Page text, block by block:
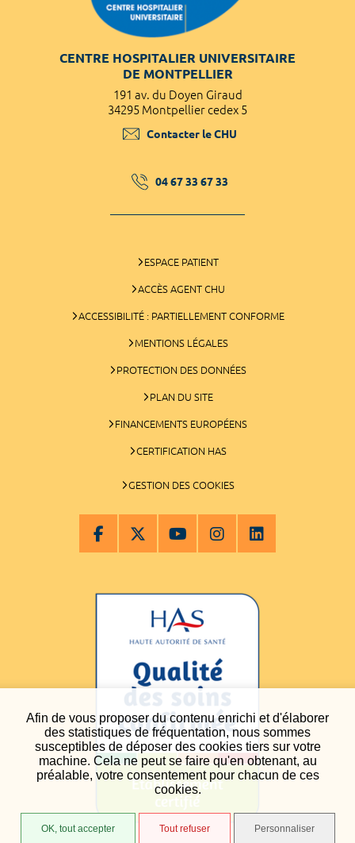
Afin de vous proposer du contenu enrichi et d'élaborer
des statistiques de fréquentation, nous sommes
susceptibles de déposer des cookies tiers sur votre
machine. Cela ne peut se faire qu'en obtenant, au
préalable, votre consentement pour chacun de ces
cookies.
OK, tout accepter Tout refuser Personnaliser
CENTRE HOSPITALIER UNIVERSITAIRE
DE MONTPELLIER
191 av. du Doyen Giraud
34295 Montpellier cedex 5
Contacter le CHU
04 67 33 67 33
ESPACE PATIENT
ACCÈS AGENT CHU
ACCESSIBILITÉ : PARTIELLEMENT CONFORME
MENTIONS LÉGALES
PROTECTION DES DONNÉES
PLAN DU SITE
FINANCEMENTS EUROPÉENS
CERTIFICATION HAS
GESTION DES COOKIES